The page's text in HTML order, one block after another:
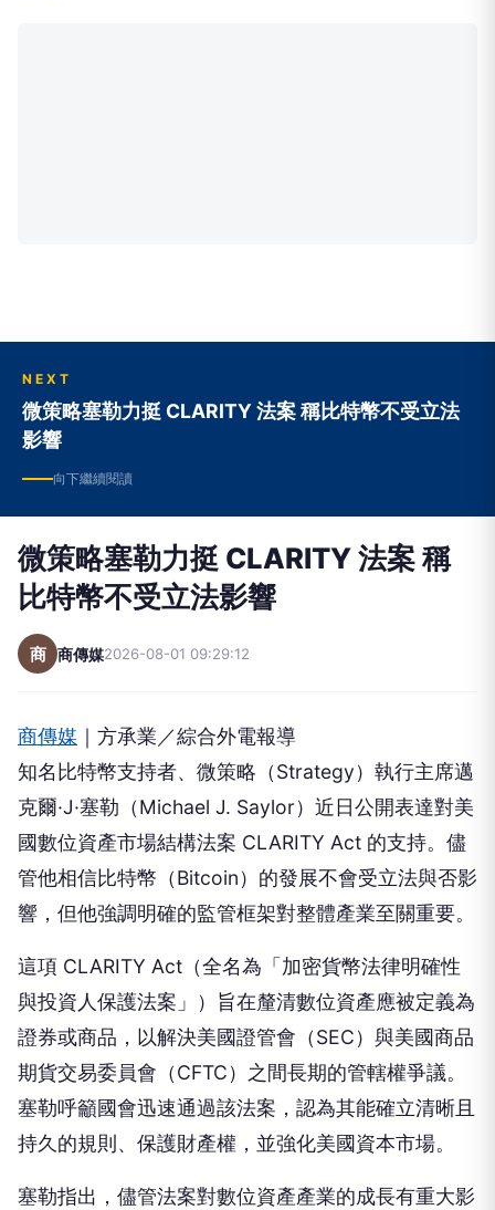
NEXT
微策略塞勒力挺 CLARITY 法案 稱比特幣不受立法
影響
向下繼續閱讀
微策略塞勒力挺 CLARITY 法案 稱
比特幣不受立法影響
商 商傳媒2026-08-01 09:29:12
商傳媒 ｜方承業／綜合外電報導
知名比特幣支持者、微策略（Strategy）執行主席邁
克爾·J·塞勒（Michael J. Saylor）近日公開表達對美
國數位資產市場結構法案 CLARITY Act 的支持。儘
管他相信比特幣（Bitcoin）的發展不會受立法與否影
響，但他強調明確的監管框架對整體產業至關重要。
這項 CLARITY Act（全名為「加密貨幣法律明確性
與投資人保護法案」）旨在釐清數位資產應被定義為
證券或商品，以解決美國證管會（SEC）與美國商品
期貨交易委員會（CFTC）之間長期的管轄權爭議。
塞勒呼籲國會迅速通過該法案，認為其能確立清晰且
持久的規則、保護財產權，並強化美國資本市場。
塞勒指出，儘管法案對數位資產產業的成長有重大影